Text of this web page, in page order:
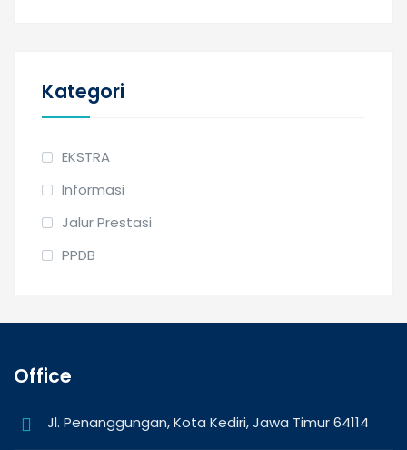
Kategori
EKSTRA
Informasi
Jalur Prestasi
PPDB
Office
Jl. Penanggungan, Kota Kediri, Jawa Timur 64114